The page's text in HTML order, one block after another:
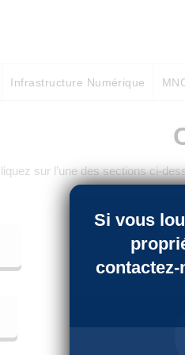
Infrastructure Numérique
sur l’une des sections ci-
Si vous